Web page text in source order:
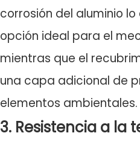
corrosión del aluminio
opción ideal para el
mientras que el
una capa adicional de
elementos ambientales.
3. Resistencia a la